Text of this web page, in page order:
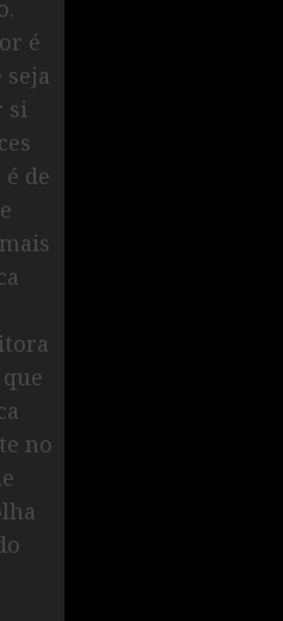
é
si
de
que
no